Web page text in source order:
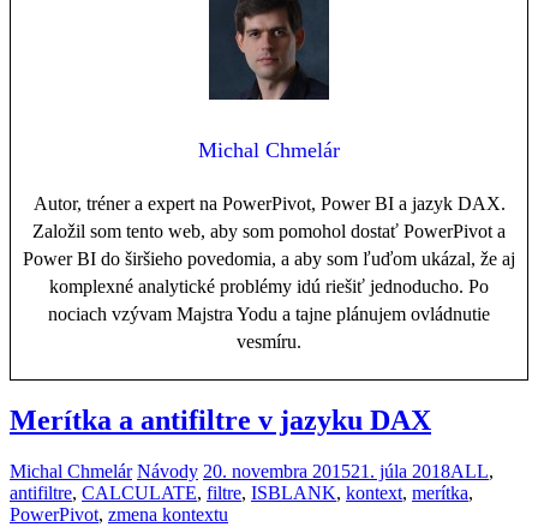
Michal Chmelár
Autor, tréner a expert na PowerPivot, Power BI a jazyk DAX.
Založil som tento web, aby som pomohol dostať PowerPivot a
Power BI do širšieho povedomia, a aby som ľuďom ukázal, že aj
komplexné analytické problémy idú riešiť jednoducho. Po
nociach vzývam Majstra Yodu a tajne plánujem ovládnutie
vesmíru.
Merítka a antifiltre v jazyku DAX
Michal Chmelár Návody 20. novembra 201521. júla 2018ALL,
antifiltre, CALCULATE, filtre, ISBLANK, kontext, merítka,
PowerPivot, zmena kontextu